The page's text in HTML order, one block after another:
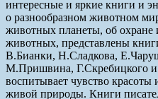
интересные и яркие книги и
о разнообразном животном
животных планеты, об охране
животных, представлены
В.Бианки, Н.Сладкова,
М.Пришвина, Г.Скребицкого и
воспитывает чувство
живой природы. Книги